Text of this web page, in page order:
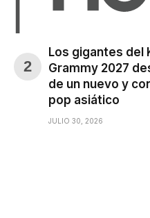
Los gigantes del
Grammy 2027
de un nuevo y
pop asiático
JULIO 30, 2026